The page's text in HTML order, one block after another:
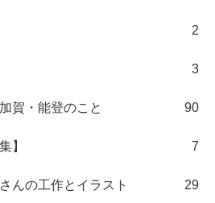
2
3
賀・能登のこと 90
】 7
んの工作とイラスト 29